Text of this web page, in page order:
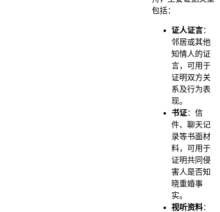
包括：
证人证言：
邻居或其他
知情人的证
言，可用于
证明双方关
系及行为表
现。
书证：信
件、聊天记
录等书面材
料，可用于
证明共同侵
害人是否知
晓重婚事
实。
视听资料：